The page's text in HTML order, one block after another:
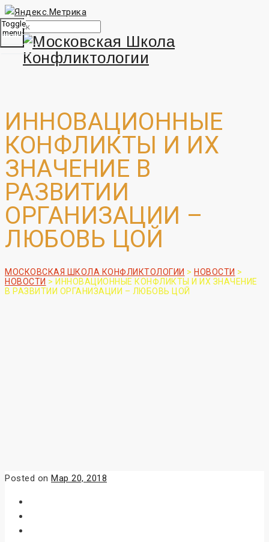
Toggle
menu
ИННОВАЦИОННЫЕ
КОНФЛИКТЫ И ИХ
ЗНАЧЕНИЕ В
РАЗВИТИИ
ОРГАНИЗАЦИИ –
ЛЮБОВЬ ЦОЙ
МОСКОВСКАЯ ШКОЛА КОНФЛИКТОЛОГИИ > НОВОСТИ >
НОВОСТИ > ИННОВАЦИОННЫЕ КОНФЛИКТЫ И ИХ ЗНАЧЕНИЕ
В РАЗВИТИИ ОРГАНИЗАЦИИ – ЛЮБОВЬ ЦОЙ
Posted on Мар 20, 2018